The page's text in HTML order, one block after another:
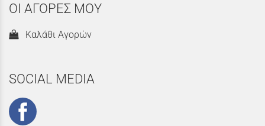
ΟΙ ΑΓΟΡΕΣ ΜΟΥ
Καλάθι Αγορών
SOCIAL MEDIA